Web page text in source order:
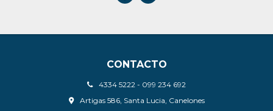
CONTACTO
4334 5222 - 099 234 692
Artigas 586, Santa Lucia, Canelones